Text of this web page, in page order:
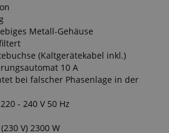
Metall-Gehäuse
(Kaltgerätekabel inkl.)
10 A
bei falscher Phasenlage in der
- 240 V 50 Hz
V) 2300 W